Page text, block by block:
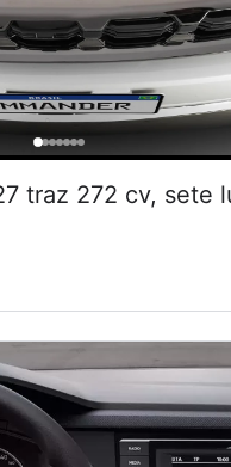
traz 272 cv, sete